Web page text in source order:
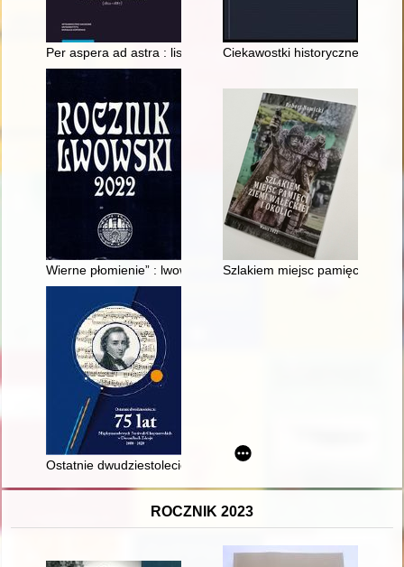
Per aspera ad astra : listy Leona Cienkowskiego (1822-1887)
Ciekawostki historyczne o
Wierne płomienie” : lwowska konspiracyjna antologia poetycka
Szlakiem miejsc pamięci ziemi
Ostatnie dwudziestolecie : 75 lat Międzynarodowych
ROCZNIK 2023